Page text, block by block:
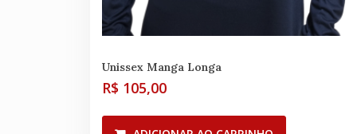
Unissex Manga Longa
R$ 105,00